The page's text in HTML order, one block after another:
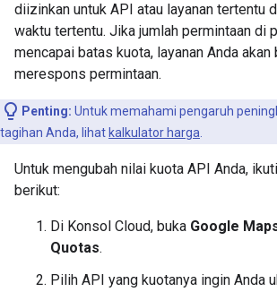
diizinkan untuk API atau layanan tertentu
waktu tertentu. Jika jumlah permintaan di
mencapai batas kuota, layanan Anda akan
merespons permintaan.
Penting: Untuk memahami pengaruh
tagihan Anda, lihat kalkulator harga
Untuk mengubah nilai kuota API Anda,
berikut:
Di Konsol Cloud, buka Google
Quotas.
Pilih API yang kuotanya ingin Anda